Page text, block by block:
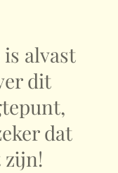
alvast
dit
dat
zijn!